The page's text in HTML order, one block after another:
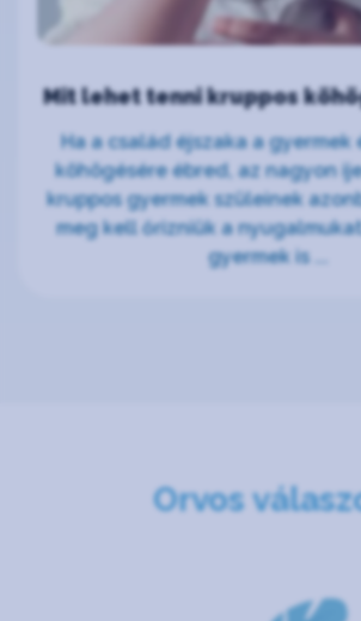
Mit lehet tenni kruppos
Ha a család éjszaka a gyermek
köhögésére ébred, az nagyon
kruppos gyermek szüleinek
meg kell őrizniük a
gyermek is ...
Orvos